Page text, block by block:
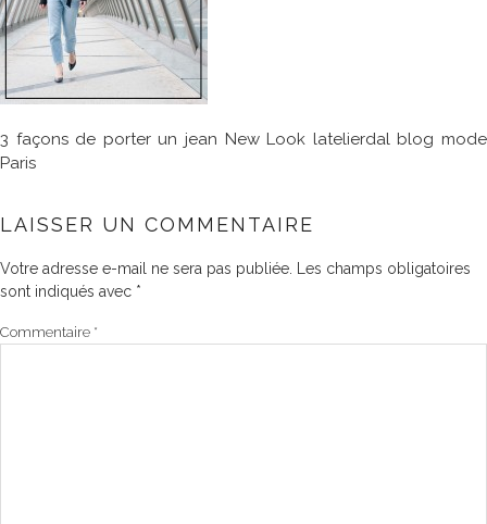
3 façons de porter un jean New Look latelierdal blog mode
Paris
LAISSER UN COMMENTAIRE
Votre adresse e-mail ne sera pas publiée.
Les champs obligatoires
sont indiqués avec *
Commentaire *